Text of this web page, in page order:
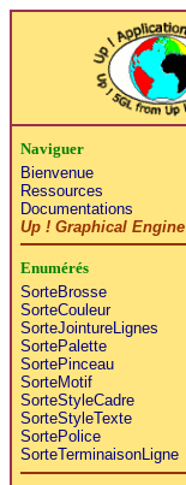
Naviguer
Bienvenue
Ressources
Documentations
Up ! Graphical Engine
Enumérés
SorteBrosse
SorteCouleur
SorteJointureLignes
SortePalette
SortePinceau
SorteMotif
SorteStyleCadre
SorteStyleTexte
SortePolice
SorteTerminaisonLigne